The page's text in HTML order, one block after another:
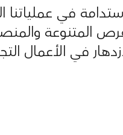
في عملياتنا
المتنوعة
في الأعمال